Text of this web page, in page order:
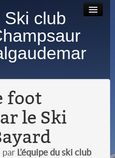
Ski club
Contact
photos
foot
le Ski
par L’équipe du ski club